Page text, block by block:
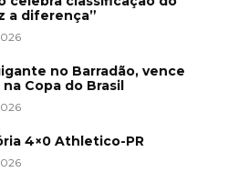
a diferença”
no Barradão, vence
Copa do Brasil
4×0 Athletico-PR